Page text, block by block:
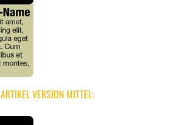
ARTIKEL VERSION MITTEL: